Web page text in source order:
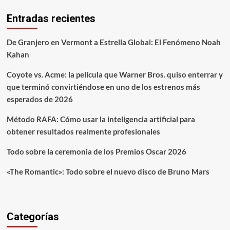
Entradas recientes
De Granjero en Vermont a Estrella Global: El Fenómeno Noah
Kahan
Coyote vs. Acme: la película que Warner Bros. quiso enterrar y
que terminó convirtiéndose en uno de los estrenos más
esperados de 2026
Método RAFA: Cómo usar la inteligencia artificial para
obtener resultados realmente profesionales
Todo sobre la ceremonia de los Premios Oscar 2026
«The Romantic»: Todo sobre el nuevo disco de Bruno Mars
Categorías